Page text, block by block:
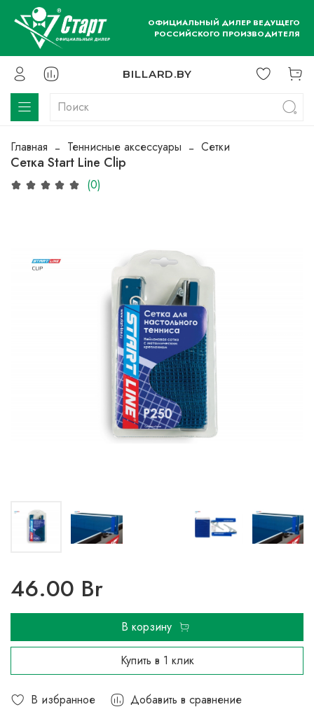
ОФИЦИАЛЬНЫЙ ДИЛЕР ВЕДУЩЕГО
РОССИЙСКОГО ПРОИЗВОДИТЕЛЯ
BILLARD.BY
Главная Теннисные аксессуары Сетки
Сетка Start Line Clip
(0)
В избранное Добавить в сравнение
46.00 Br
В корзину
Купить в 1 клик